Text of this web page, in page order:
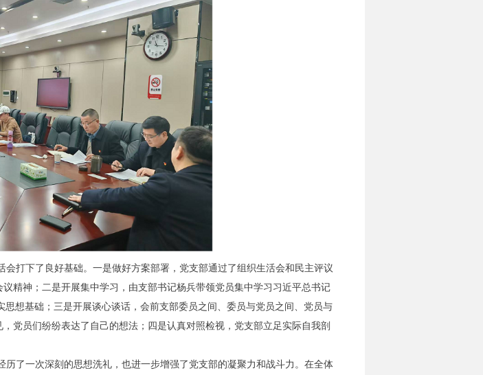
下了良好基础。一是做好方案部署，党支部通过了组织生活会和民主评议
精神；二是开展集中学习，由支部书记杨兵带领党员集中学习习近平总书记
想基础；三是开展谈心谈话，会前支部委员之间、委员与党员之间、党员与
党员们纷纷表达了自己的想法；四是认真对照检视，党支部立足实际自我剖
一次深刻的思想洗礼，也进一步增强了党支部的凝聚力和战斗力。在全体